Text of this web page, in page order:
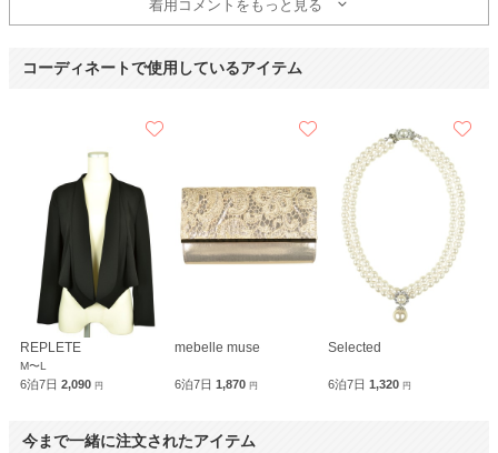
アラサーでも着られた
150〜154cm
40～44kg
体型 :
華奢
やや大きい
友人の
使用時期 :5月
使用地域 :京都府
黒とピンクで可愛くなりすぎず、アラサーでも着られた。
(サイトの感想)好みや値段で検索出来て、すぐに好みのドレスを決められ
た。
着用コメントをもっと見る
コーディネートで使用しているアイテム
REPLETE
M〜L
6泊7日 2,090 円
mebelle muse
6泊7日 1,870 円
Selected
6泊7日1,320円
今まで一緒に注文されたアイテム